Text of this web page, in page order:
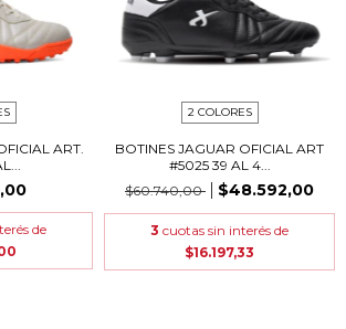
ART.
de
2 COLORES
BOTINES JAGUAR OFICIAL ART
#5025 39 AL 4...
$60.740,00
$48.592,00
3 cuotas sin interés de
$16.197,33